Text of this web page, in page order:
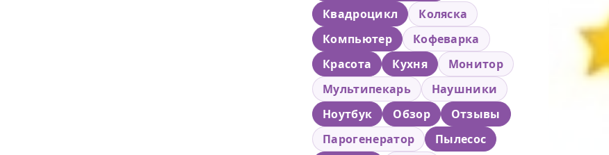
Квадроцикл
Коляска
Компьютер
Кофеварка
Красота
Кухня
Монитор
Мультипекарь
Наушники
Ноутбук
Обзор
Отзывы
Парогенератор
Пылесос